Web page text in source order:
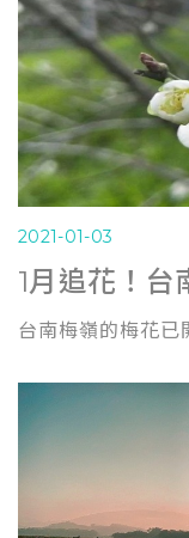
2021-01-03
台南梅嶺的梅花已